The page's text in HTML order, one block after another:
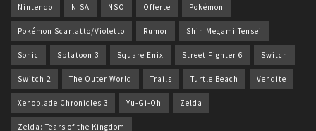
Nintendo NISA NSO Offerte Pokémon
Pokémon Scarlatto/Violetto Rumor Shin Megami Tensei
Sonic Splatoon 3 Square Enix Street Fighter 6 Switch
Switch 2 The Outer World Trails Turtle Beach Vendite
Xenoblade Chronicles 3 Yu-Gi-Oh Zelda
Zelda: Tears of the Kingdom